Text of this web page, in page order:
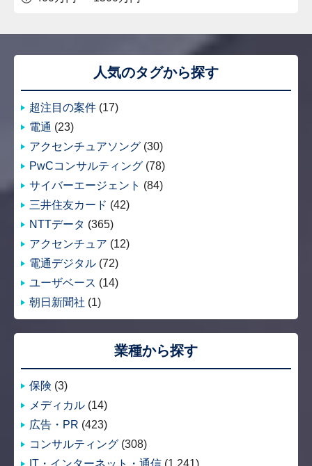
人気のタグから探す
超注目の案件 (17)
電通 (23)
アクセンチュアソング (30)
PwCコンサルティング (78)
サイバーエージェント (84)
三井住友カード (42)
NTTデータ (365)
アクセンチュア (12)
電通デジタル (72)
ユーザベース (14)
朝日新聞社 (1)
業種から探す
保険 (3)
メディカル (14)
広告・PR (423)
コンサルティング (308)
IT・インターネット・通信 (1,241)